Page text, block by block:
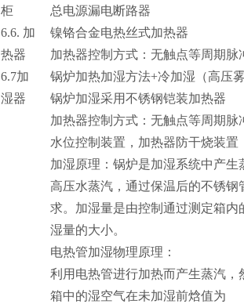
柜
总电源漏电断路器
6.6. 加
热器
镍铬合金电热丝式加热器
加热器控制方式：无触点等周期脉
6.7加
湿器
锅炉加热加湿方法+冷加湿（高压
锅炉加湿采用不锈钢铠装加热器
加热器控制方式：无触点等周期脉
水位控制装置，加热器防干烧装置
加湿原理：锅炉是加湿系统中产
高压水蒸汽，通过保温后的不锈
求。加湿量是由控制通过测定箱
湿量的大小。
电热管加湿物理原理：
利用电热管进行加热而产生蒸汽，
箱中的湿空气在未加湿前焓值为